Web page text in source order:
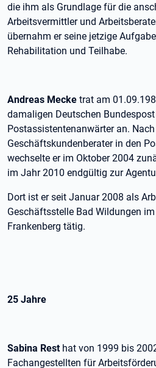
die ihm als Grundlage für die
Arbeitsvermittler und
übernahm er seine jetzige
Rehabilitation und Teilhabe.
Andreas Mecke trat am
damaligen Deutschen
Postassistentenanwärter an.
Geschäftskundenberater in den
wechselte er im Oktober 2004
im Jahr 2010 endgültig zur
Dort ist er seit Januar 2008 als
Geschäftsstelle Bad Wildungen
Frankenberg tätig.
25 Jahre
Sabina Rest hat von 1999 bis
Fachangestellten für